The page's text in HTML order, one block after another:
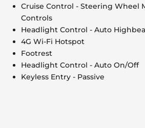
Cruise Control - Steering Wheel
Controls
Headlight Control - Auto
4G Wi-Fi Hotspot
Footrest
Headlight Control - Auto On/Off
Keyless Entry - Passive